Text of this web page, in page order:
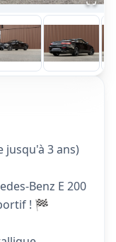
jusqu'à 3 ans)
Benz E 200
! 🏁